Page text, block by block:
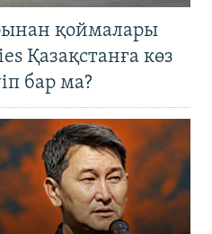
қоймалары
Қазақстанға көз
бар ма?